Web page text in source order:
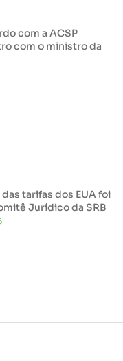
com a ACSP
com o ministro da
tarifas dos EUA foi
Jurídico da SRB